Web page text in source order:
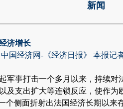
新闻
济增长
中国经济网-《经济日报》 本报记
军事打击一个多月以来，持续
及支出扩大等连锁反应，使作
个侧面折射出法国经济长期以